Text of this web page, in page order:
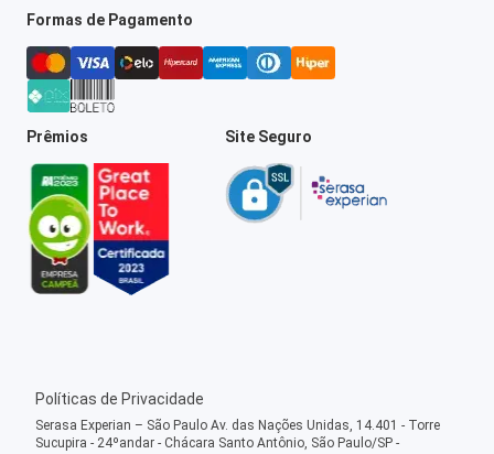
Formas de Pagamento
Prêmios Site Seguro
Políticas de Privacidade
Serasa Experian – São Paulo Av. das Nações Unidas, 14.401 - Torre
Sucupira - 24ºandar - Chácara Santo Antônio, São Paulo/SP -